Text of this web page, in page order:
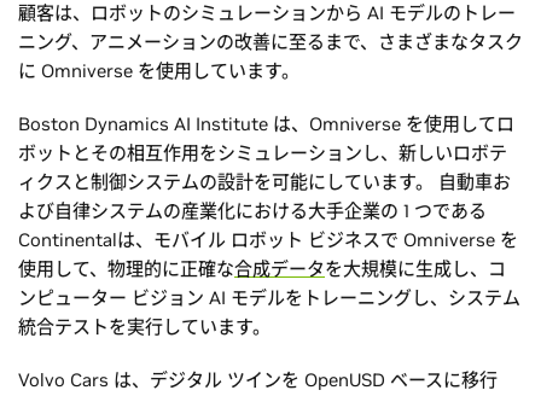
顧客は、ロボットのシミュレーションから AI モデルのトレー
ニング、アニメーションの改善に至るまで、さまざまなタスク
に Omniverse を使用しています。
Boston Dynamics AI Institute は、Omniverse を使用してロ
ボットとその相互作用をシミュレーションし、新しいロボテ
ィクスと制御システムの設計を可能にしています。 自動車お
よび自律システムの産業化における大手企業の 1 つである
Continentalは、モバイル ロボット ビジネスで Omniverse を
使用して、物理的に正確な合成データを大規模に生成し、コ
ンピューター ビジョン AI モデルをトレーニングし、システム
統合テストを実行しています。
Volvo Cars は、デジタル ツインを OpenUSD ベースに移行